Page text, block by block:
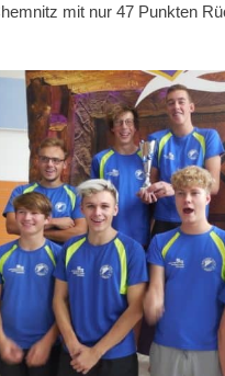
mit nur 47 Punkten